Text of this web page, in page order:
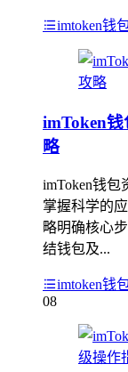
imtoken钱
imToken
略
imToken钱包
掌握科学的
略明确核心
结钱包及...
imtoken钱
08